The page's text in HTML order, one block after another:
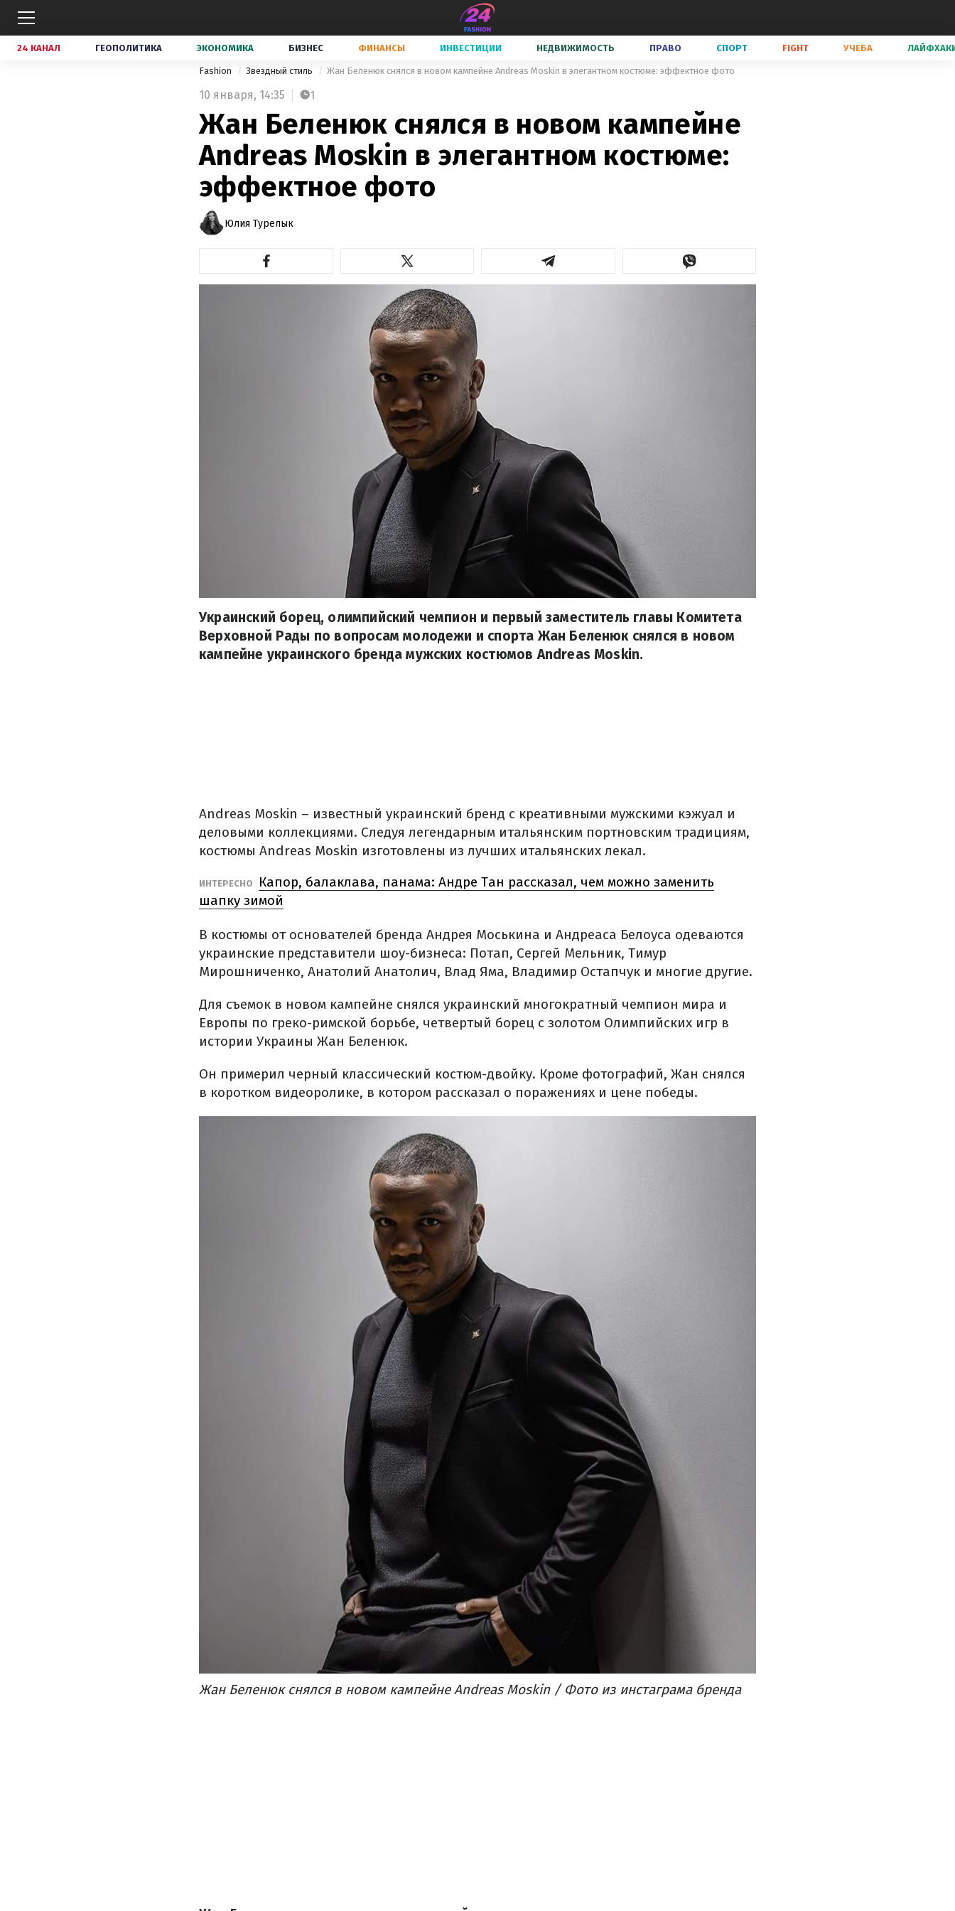
24 КАНАЛ ГЕОПОЛИТИКА ЭКОНОМИКА БИЗНЕС ФИНАНСЫ ИНВЕСТИЦИИ НЕДВИЖИМОСТЬ ПРАВО СПОРТ FIGHT УЧЕБА
Fashion Звездный стиль Жан Беленюк снялся в новом кампейне Andreas Moskin в элегантном костюме: эффектное фото
10 января, 14:35 1
Жан Беленюк снялся в новом кампейне
Andreas Moskin в элегантном костюме:
эффектное фото
Юлия Турелык
Украинский борец, олимпийский чемпион и первый заместитель главы Комитета
Верховной Рады по вопросам молодежи и спорта Жан Беленюк снялся в новом
кампейне украинского бренда мужских костюмов Andreas Moskin.
Andreas Moskin – известный украинский бренд с креативными мужскими кэжуал и
деловыми коллекциями. Следуя легендарным итальянским портновским традициям,
костюмы Andreas Moskin изготовлены из лучших итальянских лекал.
ИНТЕРЕСНО
Капор, балаклава, панама: Андре Тан рассказал, чем можно заменить
шапку зимой
В костюмы от основателей бренда Андрея Моськина и Андреаса Белоуса одеваются
украинские представители шоу-бизнеса: Потап, Сергей Мельник, Тимур
Мирошниченко, Анатолий Анатолич, Влад Яма, Владимир Остапчук и многие другие.
Для съемок в новом кампейне снялся украинский многократный чемпион мира и
Европы по греко-римской борьбе, четвертый борец с золотом Олимпийских игр в
истории Украины Жан Беленюк.
Он примерил черный классический костюм-двойку. Кроме фотографий, Жан снялся
в коротком видеоролике, в котором рассказал о поражениях и цене победы.
Жан Беленюк снялся в новом кампейне Andreas Moskin / Фото из инстаграма бренда​